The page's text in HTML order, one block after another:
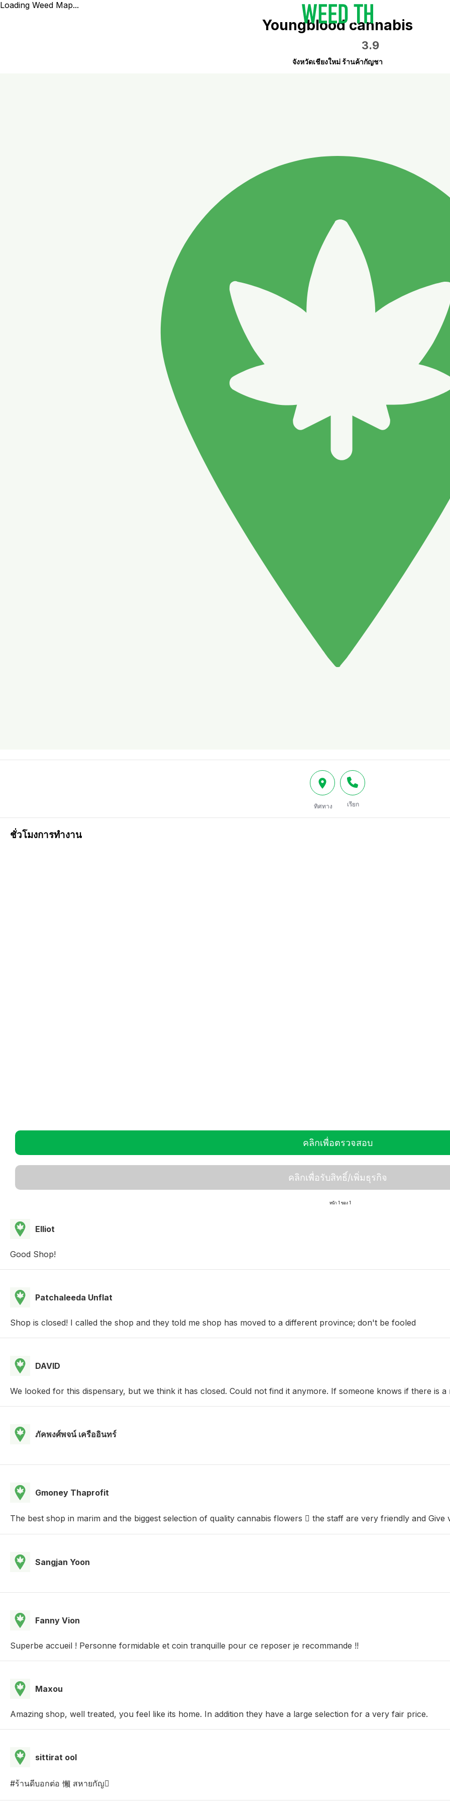
Loading Weed Map...
Youngblood cannabis
3.9
จังหวัดเชียงใหม่ ร้านค้ากัญชา
ทิศทาง เรียก
ชั่วโมงการทำงาน
คลิกเพื่อตรวจสอบ
คลิกเพื่อรับสิทธิ์/เพิ่มธุรกิจ
หน้า 1 ของ 1
Elliot
Good Shop!
Patchaleeda Unflat
Shop is closed! I called the shop and they told me shop has moved to a different province; don't be fooled
DAVID
We looked for this dispensary, but we think it has closed. Could not find it anymore. If someone knows if there is
ภัคพงศ์พจน์ เครืออินทร์
Gmoney Thaprofit
The best shop in marim and the biggest selection of quality cannabis flowers  the staff are very friendly and Give
Sangjan Yoon
Fanny Vion
Superbe accueil ! Personne formidable et coin tranquille pour ce reposer je recommande !!
Maxou
Amazing shop, well treated, you feel like its home. In addition they have a large selection for a very fair price.
sittirat ool
#ร้านดีบอกต่อ 懶 สหายกัญ